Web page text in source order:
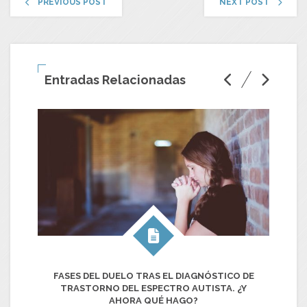
PREVIOUS POST NEXT POST
Entradas Relacionadas
FASES DEL DUELO TRAS EL DIAGNÓSTICO DE
TRASTORNO DEL ESPECTRO AUTISTA. ¿Y
AHORA QUÉ HAGO?